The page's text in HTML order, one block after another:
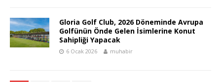
Gloria Golf Club, 2026 Döneminde Avrupa
Golfünün Önde Gelen İsimlerine Konut
Sahipliği Yapacak
6 Ocak 2026 muhabir